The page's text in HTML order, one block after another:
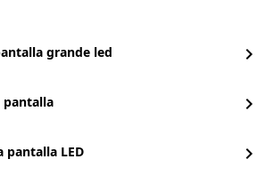
grande led chevron_right
pantalla chevron_right
pantalla LED chevron_right